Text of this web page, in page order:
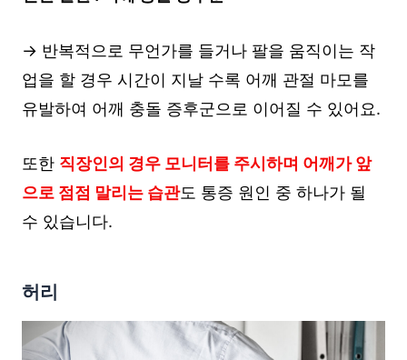
→ 반복적으로 무언가를 들거나 팔을 움직이는 작
업을 할 경우 시간이 지날 수록 어깨 관절 마모를
유발하여 어깨 충돌 증후군으로 이어질 수 있어요.
또한 직장인의 경우 모니터를 주시하며 어깨가 앞
으로 점점 말리는 습관도 통증 원인 중 하나가 될
수 있습니다.
허리